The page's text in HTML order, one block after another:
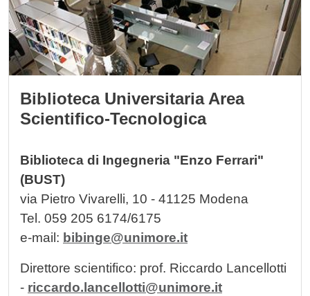
Biblioteca Universitaria Area
Scientifico-Tecnologica
Biblioteca di Ingegneria "Enzo Ferrari"
(BUST)
via Pietro Vivarelli, 10 - 41125 Modena
Tel. 059 205 6174/6175
e-mail: bibinge@unimore.it
Direttore scientifico: prof. Riccardo Lancellotti
- riccardo.lancellotti@unimore.it